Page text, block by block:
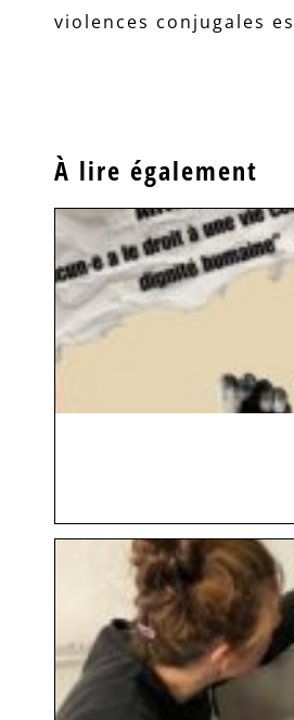
violences conjugales
À lire également